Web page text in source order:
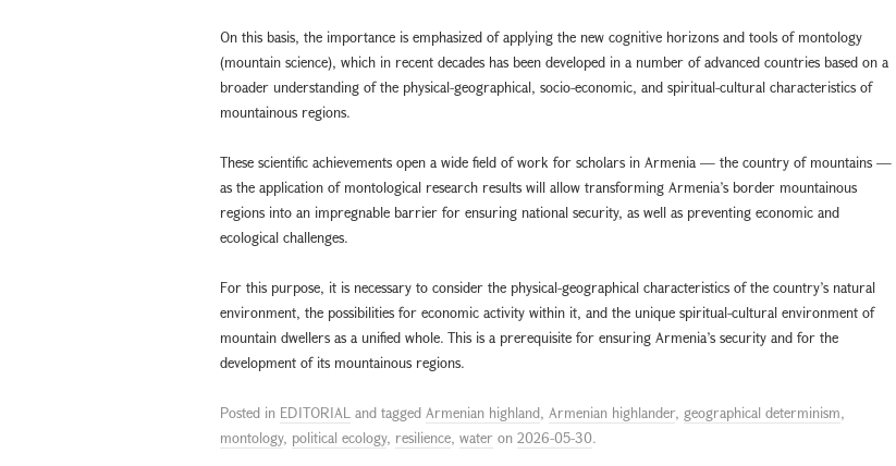
On this basis, the importance is emphasized of applying the new cognitive horizons and tools of montology
(mountain science), which in recent decades has been developed in a number of advanced countries based on a
broader understanding of the physical-geographical, socio-economic, and spiritual-cultural characteristics of
mountainous regions.
These scientific achievements open a wide field of work for scholars in Armenia — the country of mountains —
as the application of montological research results will allow transforming Armenia’s border mountainous
regions into an impregnable barrier for ensuring national security, as well as preventing economic and
ecological challenges.
For this purpose, it is necessary to consider the physical-geographical characteristics of the country’s natural
environment, the possibilities for economic activity within it, and the unique spiritual-cultural environment of
mountain dwellers as a unified whole. This is a prerequisite for ensuring Armenia’s security and for the
development of its mountainous regions.
Posted in EDITORIAL and tagged Armenian highland, Armenian highlander, geographical determinism,
montology, political ecology, resilience, water on 2026-05-30.